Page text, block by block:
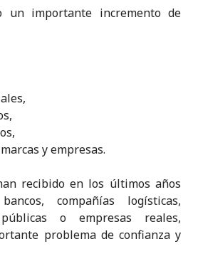
un importante incremento de
y empresas.
recibido en los últimos años
compañías logísticas,
públicas o empresas reales,
problema de confianza y